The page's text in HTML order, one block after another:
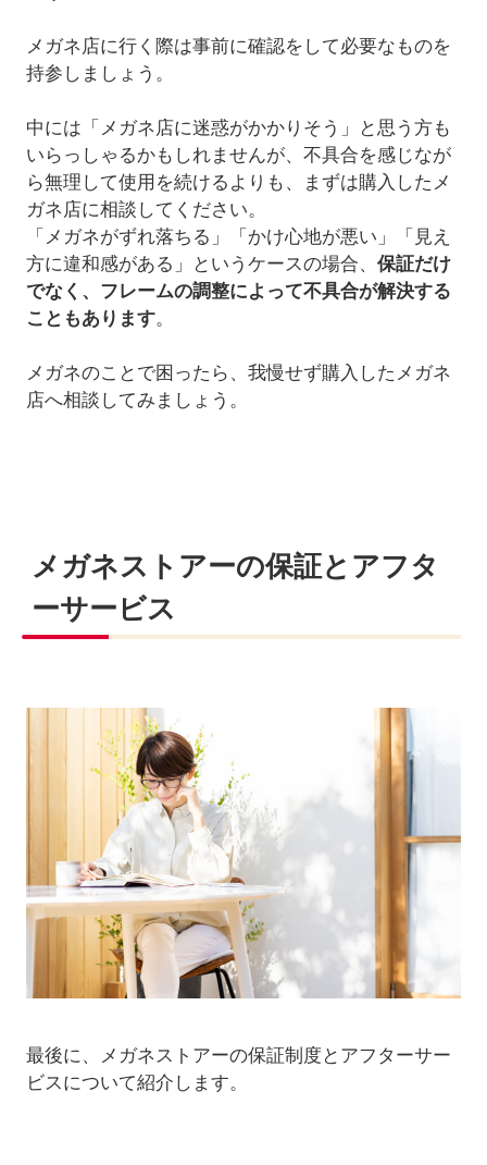
メガネ店に行く際は事前に確認をして必要なものを
持参しましょう。
中には「メガネ店に迷惑がかかりそう」と思う方も
いらっしゃるかもしれませんが、不具合を感じなが
ら無理して使用を続けるよりも、まずは購入したメ
ガネ店に相談してください。
「メガネがずれ落ちる」「かけ心地が悪い」「見え
方に違和感がある」というケースの場合、 保証だけ
でなく、フレームの調整によって不具合が解決する
こともあります。
メガネのことで困ったら、我慢せず購入したメガネ
店へ相談してみましょう。
メガネストアーの保証とアフタ
ーサービス
最後に、メガネストアーの保証制度とアフターサー
ビスについて紹介します。